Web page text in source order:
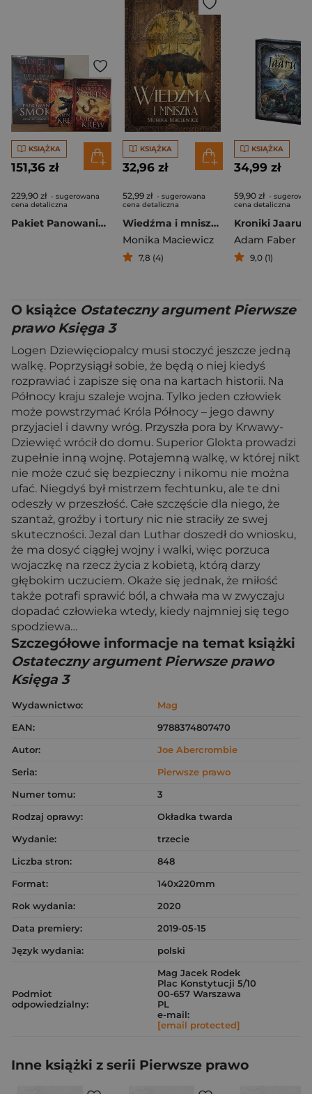
KSIĄŻKA
151,36 zł
229,90 zł - sugerowana
cena detaliczna
Pakiet Panowanie smoka / Ogień i krew. Tom 1-2
KSIĄŻKA
32,96 zł
52,99 zł - sugerowana
cena detaliczna
Wiedźma i mniszka
Monika Maciewicz
7,8 (4)
KSIĄŻKA
34,99 zł
59,90 zł -
cena detaliczna
Adam Faber
9,0 (1)
O książce Ostateczny argument Pierwsze
prawo Księga 3
Logen Dziewięciopalcy musi stoczyć jeszcze jedną
walkę. Poprzysiągł sobie, że będą o niej kiedyś
rozprawiać i zapisze się ona na kartach historii. Na
Północy kraju szaleje wojna. Tylko jeden człowiek
może powstrzymać Króla Północy – jego dawny
przyjaciel i dawny wróg. Przyszła pora by Krwawy-
Dziewięć wrócił do domu. Superior Glokta prowadzi
zupełnie inną wojnę. Potajemną walkę, w której nikt
nie może czuć się bezpieczny i nikomu nie można
ufać. Niegdyś był mistrzem fechtunku, ale te dni
odeszły w przeszłość. Całe szczęście dla niego, że
szantaż, groźby i tortury nic nie straciły ze swej
skuteczności. Jezal dan Luthar doszedł do wniosku,
że ma dosyć ciągłej wojny i walki, więc porzuca
wojaczkę na rzecz życia z kobietą, którą darzy
głębokim uczuciem. Okaże się jednak, że miłość
także potrafi sprawić ból, a chwała ma w zwyczaju
dopadać człowieka wtedy, kiedy najmniej się tego
spodziewa…
Szczegółowe informacje na temat książki
Ostateczny argument Pierwsze prawo
Księga 3
Wydawnictwo:
Mag
EAN:
9788374807470
Autor:
Joe Abercrombie
Seria:
Pierwsze prawo
Numer tomu:
3
Rodzaj oprawy:
Okładka twarda
Wydanie:
trzecie
Liczba stron:
848
Format:
140x220mm
Rok wydania:
2020
Data premiery:
2019-05-15
Język wydania:
polski
Podmiot
odpowiedzialny:
Mag Jacek Rodek
Plac Konstytucji 5/10
00-657 Warszawa
PL
e-mail:
[email protected]
Inne książki z serii Pierwsze prawo